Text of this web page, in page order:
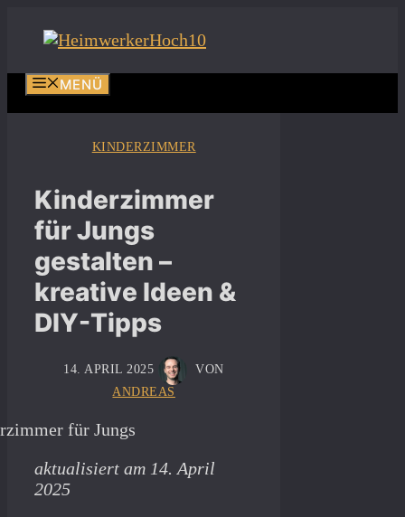
Inhalt
MENÜ
KINDERZIMMER
Kinderzimmer
für Jungs
gestalten –
kreative Ideen &
DIY-Tipps
14. APRIL 2025
VON
ANDREAS
aktualisiert am 14. April
2025